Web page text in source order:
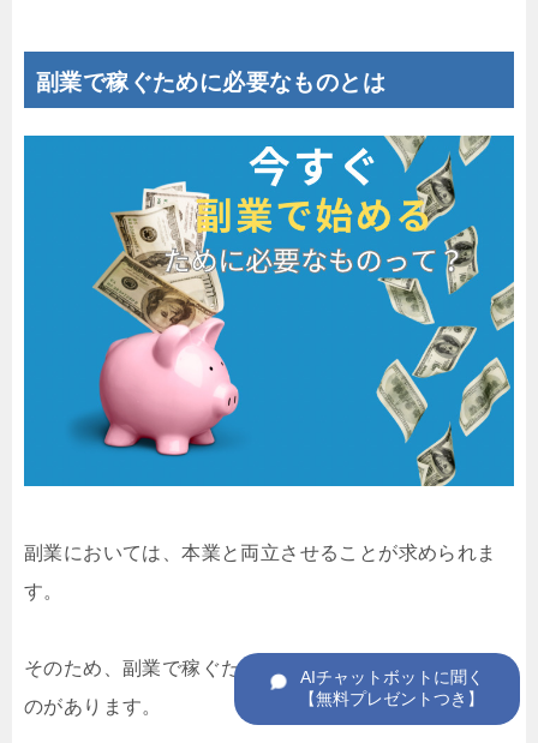
副業で稼ぐために必要なものとは
副業においては、本業と両立させることが求められま
す。
そのため、副業で稼ぐためには以下のような必要なも
のがあります。